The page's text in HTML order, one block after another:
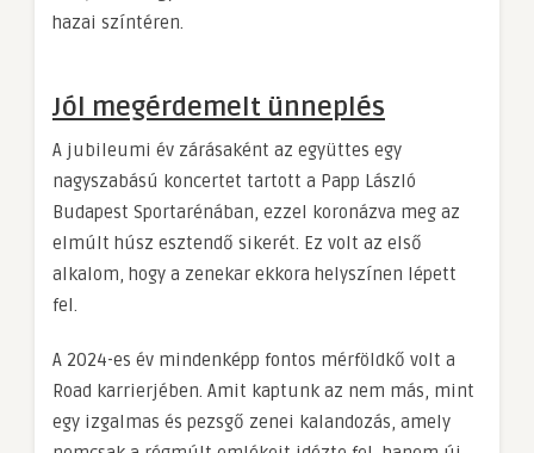
hazai színtéren.
Jól megérdemelt ünneplés
A jubileumi év zárásaként az együttes egy
nagyszabású koncertet tartott a Papp László
Budapest Sportarénában, ezzel koronázva meg az
elmúlt húsz esztendő sikerét. Ez volt az első
alkalom, hogy a zenekar ekkora helyszínen lépett
fel.
A 2024-es év mindenképp fontos mérföldkő volt a
Road karrierjében. Amit kaptunk az nem más, mint
egy izgalmas és pezsgő zenei kalandozás, amely